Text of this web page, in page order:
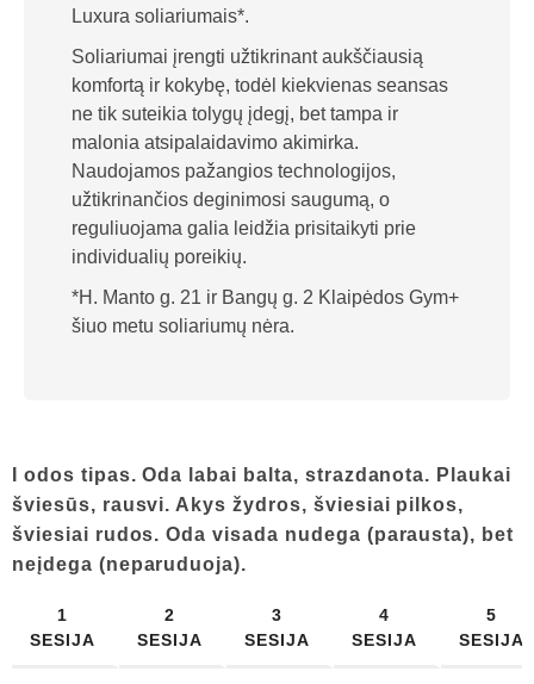
Luxura soliariumais*.
Soliariumai įrengti užtikrinant aukščiausią
komfortą ir kokybę, todėl kiekvienas seansas
ne tik suteikia tolygų įdegį, bet tampa ir
malonia atsipalaidavimo akimirka.
Naudojamos pažangios technologijos,
užtikrinančios deginimosi saugumą, o
reguliuojama galia leidžia prisitaikyti prie
individualių poreikių.
*H. Manto g. 21 ir Bangų g. 2 Klaipėdos Gym+
šiuo metu soliariumų nėra.
I odos tipas. Oda labai balta, strazdanota. Plaukai
šviesūs, rausvi. Akys žydros, šviesiai pilkos,
šviesiai rudos. Oda visada nudega (parausta), bet
neįdega (neparuduoja).
1
SESIJA
2
SESIJA
3
SESIJA
4
SESIJA
5
SESIJA